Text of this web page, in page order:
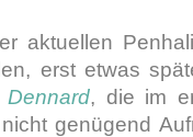
aktuellen
erst etwas
, die im
genügend